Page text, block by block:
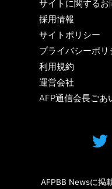
サイトに関するお
採用情報
サイトポリシー
プライバシーポリ
利用規約
運営会社
AFP通信会長ごあ
AFPBB Newsに掲